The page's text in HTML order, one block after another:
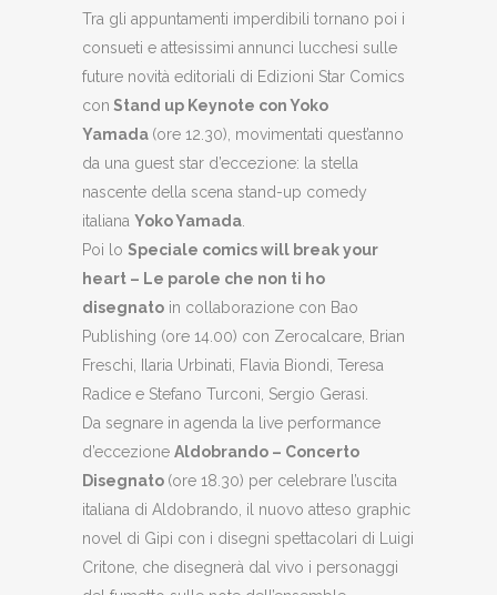
Tra gli appuntamenti imperdibili tornano poi i
consueti e attesissimi annunci lucchesi sulle
future novità editoriali di Edizioni Star Comics
con Stand up Keynote con Yoko
Yamada (ore 12.30), movimentati quest’anno
da una guest star d’eccezione: la stella
nascente della scena stand-up comedy
italiana Yoko Yamada
Poi lo Speciale comics will break your
heart – Le parole che non ti ho
disegnato in collaborazione con Bao
Publishing (ore 14.00) con Zerocalcare, Brian
Freschi, Ilaria Urbinati, Flavia Biondi, Teresa
Radice e Stefano Turconi, Sergio Gerasi.
Da segnare in agenda la live performance
d’eccezione Aldobrando – Concerto
Disegnato (ore 18.30) per celebrare l’uscita
italiana di Aldobrando, il nuovo atteso graphic
novel di Gipi con i disegni spettacolari di Luigi
Critone, che disegnerà dal vivo i personaggi